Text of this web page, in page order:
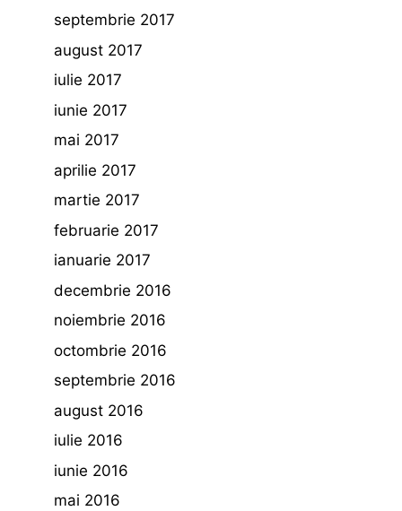
septembrie 2017
august 2017
iulie 2017
iunie 2017
mai 2017
aprilie 2017
martie 2017
februarie 2017
ianuarie 2017
decembrie 2016
noiembrie 2016
octombrie 2016
septembrie 2016
august 2016
iulie 2016
iunie 2016
mai 2016